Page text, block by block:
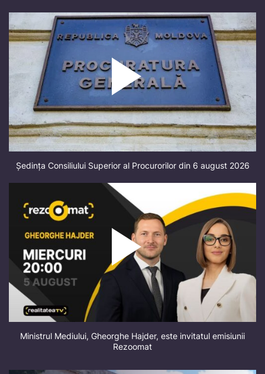
Ședința Consiliului Superior al Procurorilor din 6 august 2026
Ministrul Mediului, Gheorghe Hajder, este invitatul emisiunii
Rezoomat